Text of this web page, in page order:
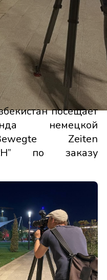
посещает
немецкой
Zeiten
по заказу